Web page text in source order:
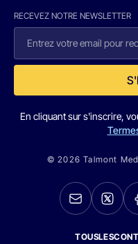
RECEVEZ NOTRE NEWSLETTER
En cliquant sur s'inscrire,
© 2026 Talmont